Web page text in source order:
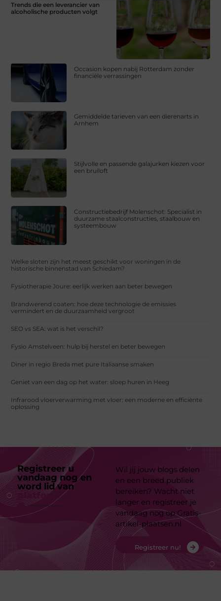
Trends die een leverancier van
alcoholische producten volgt
Occasion kopen nabij Rotterdam zonder
financiële verrassingen
Gemiddelde tarieven van een dierenarts in
Arnhem
Stijlvolle en passende galajurken kiezen voor
een bruiloft
Constructiebedrijf Molenschot: Specialist in
duurzame staalconstructies, staalbouw en
systeembouw
Welke sloten zijn het meest geschikt voor woningen in de
historische binnenstad van Schiedam?
Fysiotherapie Joure: eerlijk werken aan beter bewegen
Brandwerend coaten: hoe deze technologie de emissies
vermindert en de duurzaamheid vergroot
SEO vs SEA: wat is het verschil?
Fysio Amstelveen: hulp bij herstel en beter bewegen
Diner in regio Breda met pure Italiaanse smaken
Geniet van een dag op het water: sloep huren in Heeg
Infrarood vloerverwarming met vloer: een moderne en efficiënte
oplossing
Registreer u
vandaag nog en
word lid van
platform
Wil jij jouw blogs delen
en een breed publiek
bereiken? Wacht niet
langer en registreer je
vandaag nog op Gratis-
artikel-plaatsen.nl
Registreer nu!